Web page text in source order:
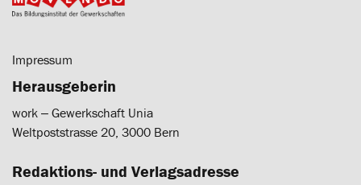
Impressum
Herausgeberin
work ‒ Gewerkschaft Unia
Weltpoststrasse 20, 3000 Bern
Redaktions- und Verlagsadresse